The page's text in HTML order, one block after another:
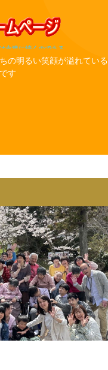
に続くのである
の明るい笑顔が溢れている
す